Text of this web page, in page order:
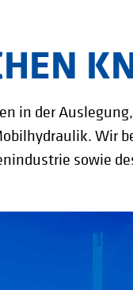
in der
Wir
sowie